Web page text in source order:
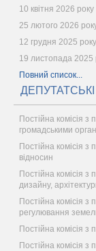
10 квітня 2026 року
25 лютого 2026
12 грудня 2025 року
19 листопада 2025
Повний список...
ДЕПУТАТСЬКІ
Постійна комісія з
громадськими
Постійна комісія з
відносин
Постійна комісія з
дизайну,
Постійна комісія
регулювання
Постійна комісія
Постійна комісія